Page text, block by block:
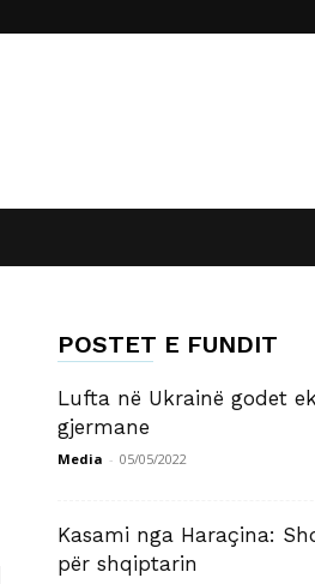
POSTET E FUNDIT
Lufta në Ukrainë godet
gjermane
Media - 05/05/2022
Kasami nga Haraçina:
për shqiptarin